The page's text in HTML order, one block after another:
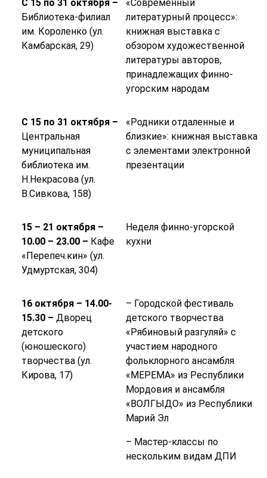
С 15 по 31 октября –
Библиотека-филиал
им. Короленко (ул.
Камбарская, 29)
«Современный
литературный процесс»:
книжная выставка с
обзором художественной
литературы авторов,
принадлежащих финно-
угорским народам
С 15 по 31 октября –
Центральная
муниципальная
библиотека им.
Н.Некрасова (ул.
В.Сивкова, 158)
«Родники отдаленные и
близкие»: книжная выставка
с элементами электронной
презентации
15 – 21 октября –
10.00 – 23.00 – Кафе
«Перепеч.кин» (ул.
Удмуртская, 304)
Неделя финно-угорской
кухни
16 октября – 14.00-
15.30 – Дворец
детского
(юношеского)
творчества (ул.
Кирова, 17)
– Городской фестиваль
детского творчества
«Рябиновый разгуляй» с
участием народного
фольклорного ансамбля
«МЕРЕМА» из Республики
Мордовия и ансамбля
«ВОЛГЫДО» из Республики
Марий Эл
– Мастер-классы по
нескольким видам ДПИ